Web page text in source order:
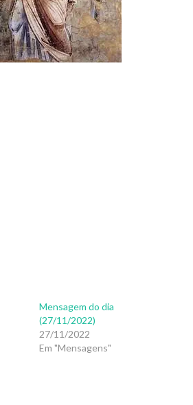
Mensagem do dia
(27/11/2022)
27/11/2022
Em "Mensagens"